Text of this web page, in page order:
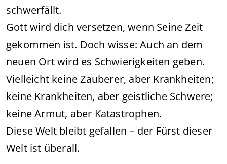
schwerfällt.
Gott wird dich versetzen, wenn Seine Zeit
gekommen ist. Doch wisse: Auch an dem
neuen Ort wird es Schwierigkeiten geben.
Vielleicht keine Zauberer, aber Krankheiten;
keine Krankheiten, aber geistliche Schwere;
keine Armut, aber Katastrophen.
Diese Welt bleibt gefallen – der Fürst dieser
Welt ist überall.